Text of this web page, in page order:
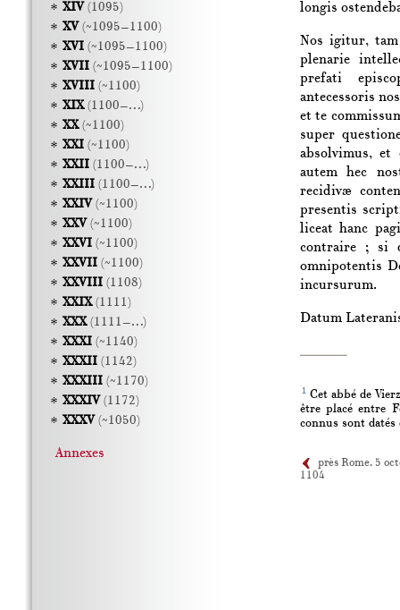
longis
Nos igitur,
plenarie
prefati
antecessoris
et te
super
absolvimus, et
autem hec
recidivæ
presentis
liceat hanc
contraire ; si
omnipotentis
incursurum.
Datum
1Cet abbé de
être placé entre
connus sont datés
près Rome. 5
1104
XIV(1095)
XV(~1095–1100)
XVI(~1095–1100)
XVII(~1095–1100)
XVIII(~1100)
XIX(1100–…)
XX(~1100)
XXI(~1100)
XXII(1100–…)
XXIII(1100–…)
XXIV(~1100)
XXV(~1100)
XXVI(~1100)
XXVII(~1100)
XXVIII(1108)
XXIX(1111)
XXX(1111–…)
XXXI(~1140)
XXXII(1142)
XXXIII(~1170)
XXXIV(1172)
XXXV(~1050)
Annexes